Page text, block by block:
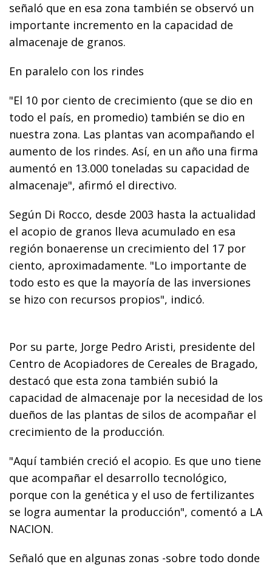
señaló que en esa zona también se observó un
importante incremento en la capacidad de
almacenaje de granos.
En paralelo con los rindes
"El 10 por ciento de crecimiento (que se dio en
todo el país, en promedio) también se dio en
nuestra zona. Las plantas van acompañando el
aumento de los rindes. Así, en un año una firma
aumentó en 13.000 toneladas su capacidad de
almacenaje", afirmó el directivo.
Según Di Rocco, desde 2003 hasta la actualidad
el acopio de granos lleva acumulado en esa
región bonaerense un crecimiento del 17 por
ciento, aproximadamente. "Lo importante de
todo esto es que la mayoría de las inversiones
se hizo con recursos propios", indicó.
Por su parte, Jorge Pedro Aristi, presidente del
Centro de Acopiadores de Cereales de Bragado,
destacó que esta zona también subió la
capacidad de almacenaje por la necesidad de los
dueños de las plantas de silos de acompañar el
crecimiento de la producción.
"Aquí también creció el acopio. Es que uno tiene
que acompañar el desarrollo tecnológico,
porque con la genética y el uso de fertilizantes
se logra aumentar la producción", comentó a LA
NACION.
Señaló que en algunas zonas -sobre todo donde